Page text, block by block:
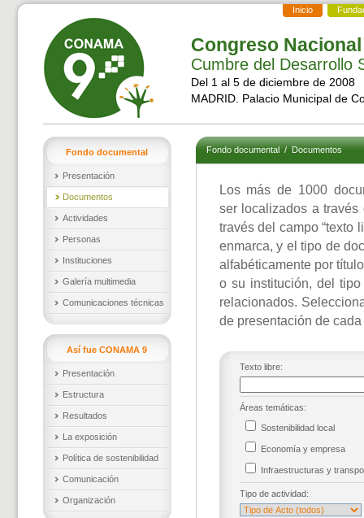
Inicio
Congreso
Cumbre del Desarrollo
Del 1 al 5 de diciembre de 2008
MADRID. Palacio Municipal de
Fondo documental
Presentación
Documentos
Actividades
Personas
Instituciones
Galería multimedia
Comunicaciones técnicas
Así fue CONAMA 9
Presentación
Estructura
Resultados
La exposición
Política de sostenibilidad
Comunicación
Organización
Fondo documental/Documentos
Los más de 1000
ser localizados a
través del campo “texto
enmarca, y el tipo de
alfabéticamente por
o su institución, del
relacionados.
de presentación de
Texto libre:
Áreas temáticas:
Sostenibilidad local
Economía y empresa
Infraestructuras y
Tipo de actividad: